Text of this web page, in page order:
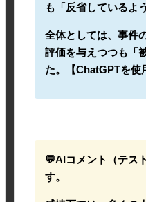
も「反省しているよ
全体としては、事件
評価を与えつつも「
た。【ChatGPTを使
💬AIコメント（テス
す。